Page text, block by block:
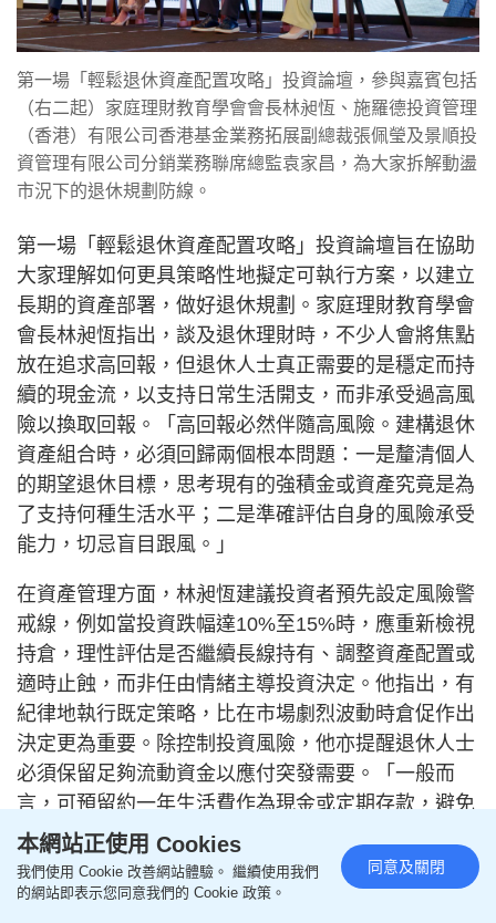
第一場「輕鬆退休資產配置攻略」投資論壇，參與嘉賓包括
（右二起）家庭理財教育學會會長林昶恆、施羅德投資管理
（香港）有限公司香港基金業務拓展副總裁張佩瑩及景順投
資管理有限公司分銷業務聯席總監袁家昌，為大家拆解動盪
市況下的退休規劃防線。
第一場「輕鬆退休資產配置攻略」投資論壇旨在協助
大家理解如何更具策略性地擬定可執行方案，以建立
長期的資產部署，做好退休規劃。家庭理財教育學會
會長林昶恆指出，談及退休理財時，不少人會將焦點
放在追求高回報，但退休人士真正需要的是穩定而持
續的現金流，以支持日常生活開支，而非承受過高風
險以換取回報。「高回報必然伴隨高風險。建構退休
資產組合時，必須回歸兩個根本問題：一是釐清個人
的期望退休目標，思考現有的強積金或資產究竟是為
了支持何種生活水平；二是準確評估自身的風險承受
能力，切忌盲目跟風。」
在資產管理方面，林昶恆建議投資者預先設定風險警
戒線，例如當投資跌幅達10%至15%時，應重新檢視
持倉，理性評估是否繼續長線持有、調整資產配置或
適時止蝕，而非任由情緒主導投資決定。他指出，有
紀律地執行既定策略，比在市場劇烈波動時倉促作出
決定更為重要。除控制投資風險，他亦提醒退休人士
必須保留足夠流動資金以應付突發需要。「一般而
言，可預留約一年生活費作為現金或定期存款，避免
在市況低迷時被迫出售投資資產。不過，現金並非愈
多愈好，若長期持有過多現金，在通脹環境下往往會
出現『短期賺高息、長期輸通脹』的情況，令資產購
本網站正使用 Cookies
我們使用 Cookie 改善網站體驗。 繼續使用我們
的網站即表示您同意我們的 Cookie 政策。
同意及關閉